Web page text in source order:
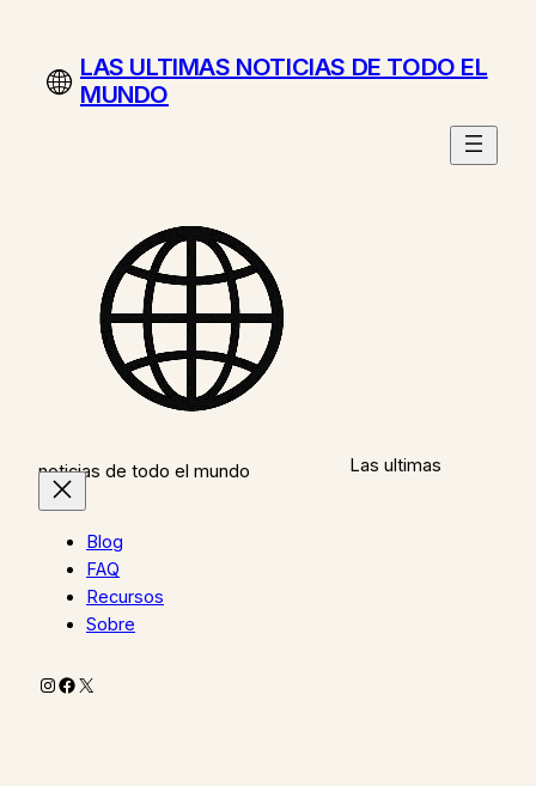
contenidoLAS ULTIMAS NOTICIAS DE TODO EL
MUNDO
Las ultimas
noticias de todo el mundo
Blog
FAQ
Recursos
Sobre
Instagram
Facebook
X